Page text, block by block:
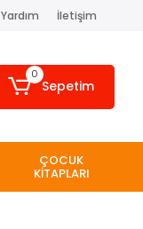
Yardım İletişim
0
Sepetim
ÇOCUK
KİTAPLARI